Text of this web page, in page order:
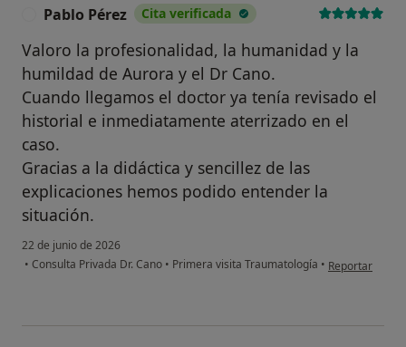
Pablo Pérez Cita verificada
Valoro la profesionalidad, la humanidad y la
humildad de Aurora y el Dr Cano.
Cuando llegamos el doctor ya tenía revisado el
historial e inmediatamente aterrizado en el
caso.
Gracias a la didáctica y sencillez de las
explicaciones hemos podido entender la
situación.
22 de junio de 2026
• Consulta Privada Dr. Cano • Primera visita Traumatología • en opinión del
Reportar